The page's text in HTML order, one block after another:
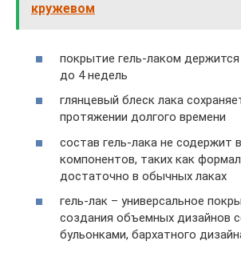
кружевом
покрытие гель-лаком держится
до 4 недель
глянцевый блеск лака
протяжении долгого времени
состав гель-лака не содержит
компонентов, таких как
достаточно в обычных лаках
гель-лак – универсальное
создания объемных дизайнов
бульонками, бархатного